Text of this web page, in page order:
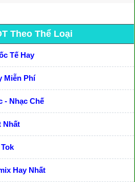
Theo Thể Loại
Tế Hay
Miễn Phí
- Nhạc Chế
Nhất
Hay Nhất